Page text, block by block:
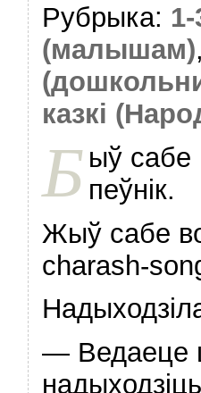
Рубрыка:
(малышам)
казкі
Б ыў сабе
пеўнік.
Жыў сабе
charash-
— Ведаеце